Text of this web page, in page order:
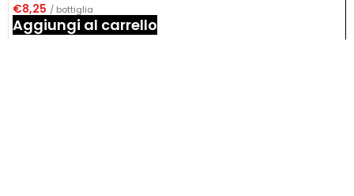
€8,25 / bottiglia
Aggiungi al carrello